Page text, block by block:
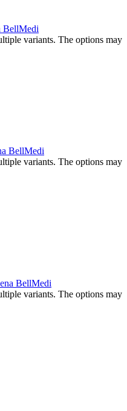
variants. The options may
variants. The options may
variants. The options may